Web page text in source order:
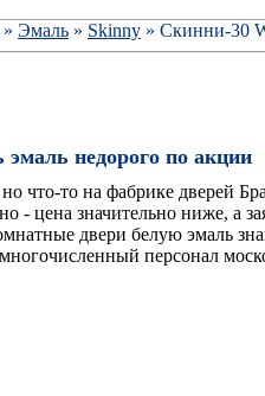
» Эмаль » Skinny » Скинни-30
недорого по акции
что-то на фабрике дверей
- цена значительно ниже, а
двери белую эмаль
персонал